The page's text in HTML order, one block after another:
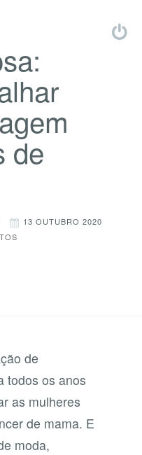
de
13 OUTUBRO 2020
de
todos os anos
as mulheres
de mama. E
moda,